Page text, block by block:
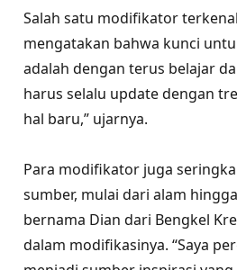
Salah satu modifikator
mengatakan bahwa kunci
adalah dengan terus belajar
harus selalu update dengan
hal baru,” ujarnya.
Para modifikator juga
sumber, mulai dari alam
bernama Dian dari Bengkel
dalam modifikasinya. “Saya